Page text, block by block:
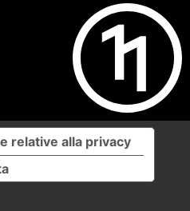
relative alla privacy